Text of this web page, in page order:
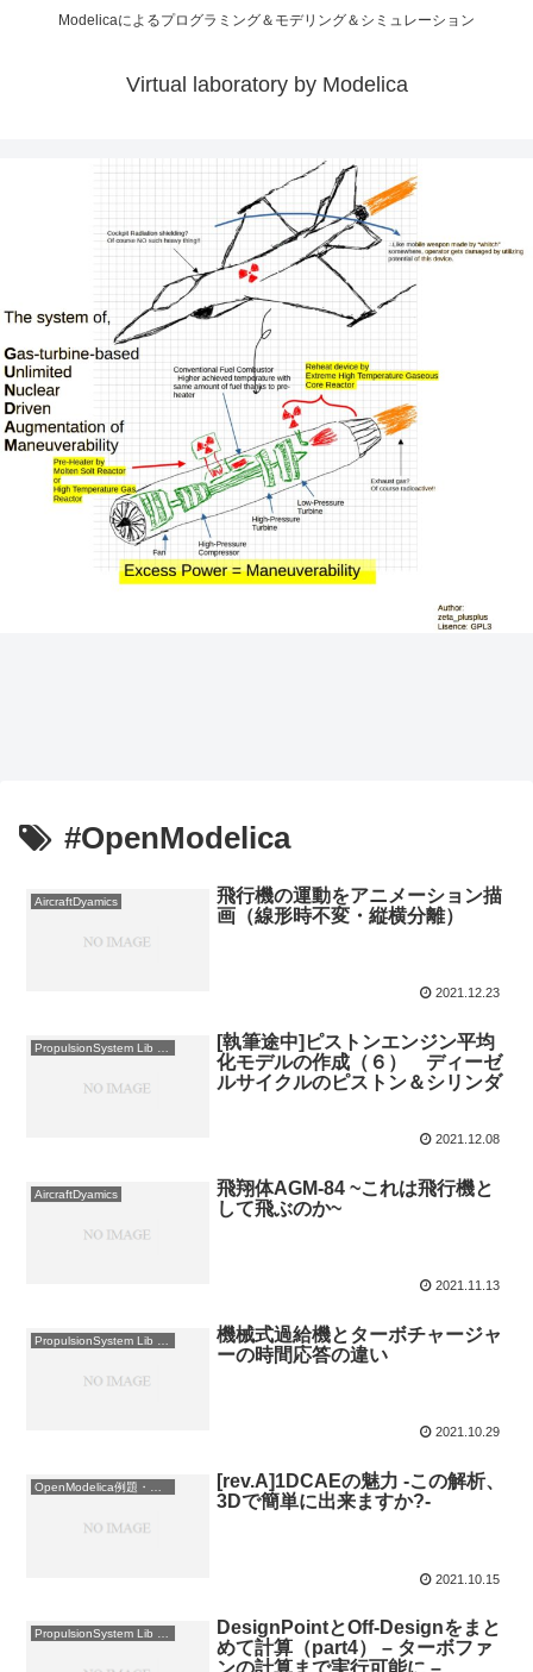
Modelicaによるプログラミング＆モデリング＆シミュレーション
Virtual laboratory by Modelica
#OpenModelica
AircraftDyamics
飛行機の運動をアニメーション描
画（線形時不変・縦横分離）
2021.12.23
[執筆途中]ピストンエンジン平均
化モデルの作成（６） ディーゼ
ルサイクルのピストン＆シリンダ
2021.12.08
AircraftDyamics
飛翔体AGM-84 ~これは飛行機と
して飛ぶのか~
2021.11.13
機械式過給機とターボチャージャ
ーの時間応答の違い
2021.10.29
OpenModelica例題・練習
[rev.A]1DCAEの魅力 -この解析、
3Dで簡単に出来ますか?-
2021.10.15
PropulsionSystem Lib 使用例
DesignPointとOff-Designをまと
めて計算（part4） – ターボファ